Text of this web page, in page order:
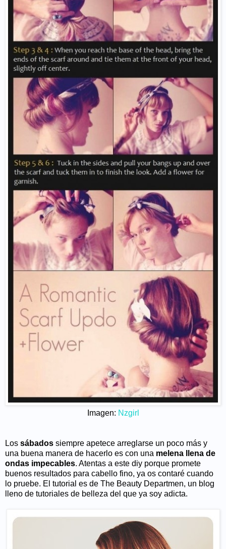
Imagen: Nzgirl
Los sábados siempre apetece arreglarse un poco más y
una buena manera de hacerlo es con una melena llena de
ondas impecables. Atentas a este diy porque promete
buenos resultados para cabello fino, ya os contaré cuando
lo pruebe. El tutorial es de The Beauty Departmen, un blog
lleno de tutoriales de belleza del que ya soy adicta.